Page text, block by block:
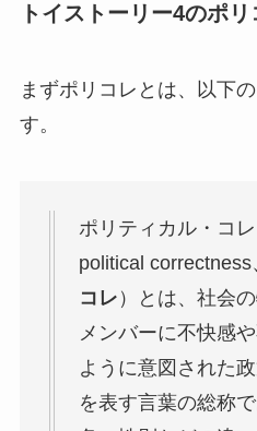
トイストーリー4のポ
まずポリコレとは、以下
す。
ポリティカル・コ
political correctness
コレ ）とは、社会
メンバーに不快感
ように意図された
を表す言葉の総称